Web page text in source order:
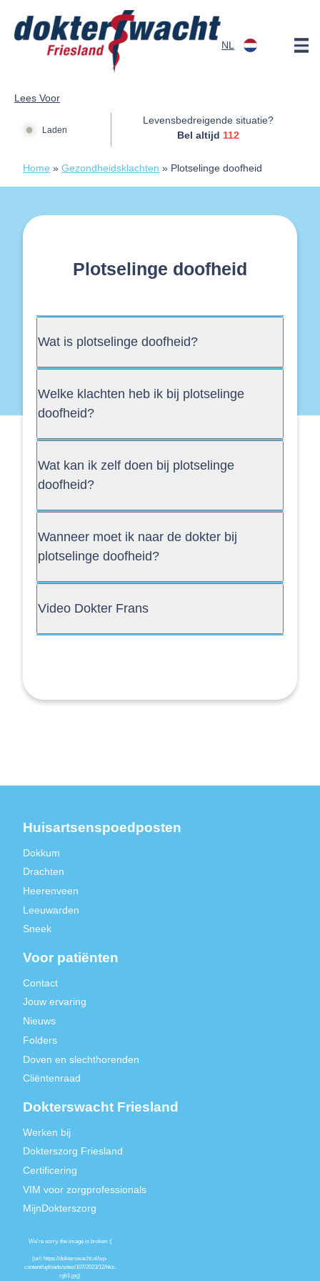
NL
Lees Voor
Laden
Levensbedreigende situatie?
Bel altijd 112
Home » Gezondheidsklachten » Plotselinge doofheid
Plotselinge doofheid
Wat is plotselinge doofheid?
Welke klachten heb ik bij plotselinge
doofheid?
Wat kan ik zelf doen bij plotselinge
doofheid?
Wanneer moet ik naar de dokter bij
plotselinge doofheid?
Video Dokter Frans
Huisartsenspoedposten
Dokkum
Drachten
Heerenveen
Leeuwarden
Sneek
Voor patiënten
Contact
Jouw ervaring
Nieuws
Folders
Doven en slechthorenden
Cliëntenraad
Dokterswacht Friesland
Werken bij
Dokterszorg Friesland
Certificering
VIM voor zorgprofessionals
MijnDokterszorg